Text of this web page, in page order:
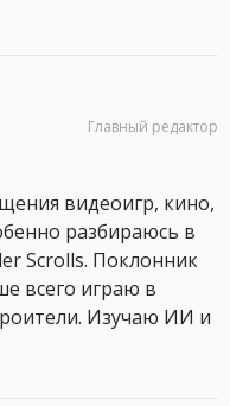
Главный редактор
видеоигр, кино,
разбираюсь в
Scrolls. Поклонник
всего играю в
Изучаю ИИ и